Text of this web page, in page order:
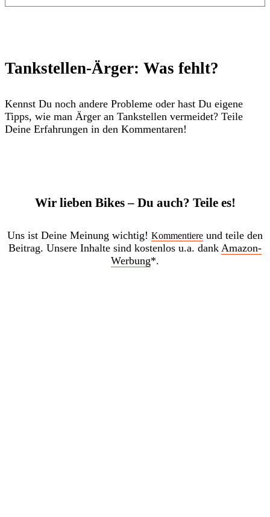
Tankstellen-Ärger: Was fehlt?
Kennst Du noch andere Probleme oder hast Du eigene
Tipps, wie man Ärger an Tankstellen vermeidet? Teile
Deine Erfahrungen in den Kommentaren!
Wir lieben Bikes – Du auch? Teile es!
Uns ist Deine Meinung wichtig! Kommentiere und teile den
Beitrag. Unsere Inhalte sind kostenlos u.a. dank Amazon-
Werbung*.